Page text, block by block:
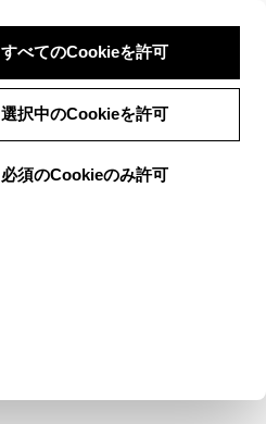
すべてのCookieを許可
選択中のCookieを許可
必須のCookieのみ許可
ログイン 検索 メニュー